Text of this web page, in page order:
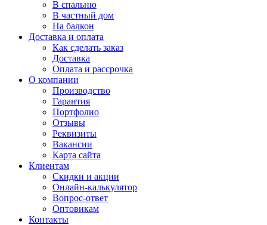
В спальню
В частный дом
На балкон
Доставка и оплата
Как сделать заказ
Доставка
Оплата и рассрочка
О компании
Производство
Гарантия
Портфолио
Отзывы
Реквизиты
Вакансии
Карта сайта
Клиентам
Скидки и акции
Онлайн-калькулятор
Вопрос-ответ
Оптовикам
Контакты